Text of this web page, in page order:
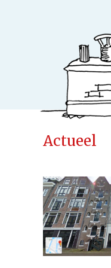
Uitgeverij
Actueel
Kinderen
Volwassenen
Actueel